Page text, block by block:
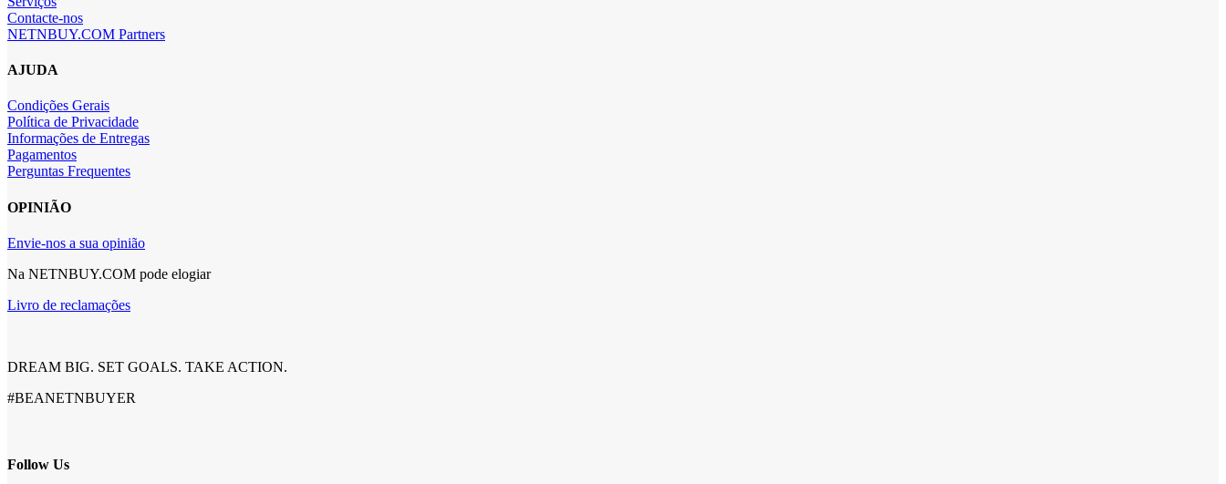
Contacte-nos
NETNBUY.COM Partners
AJUDA
Condições Gerais
Política de Privacidade
Informações de Entregas
Pagamentos
Perguntas Frequentes
OPINIÃO
Envie-nos a sua opinião
Na NETNBUY.COM pode elogiar
Livro de reclamações
DREAM BIG. SET GOALS. TAKE ACTION.
#BEANETNBUYER
Follow Us